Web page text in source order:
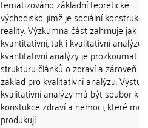
tematizováno základní teoretické
východisko, jímž je sociální konstrukce
reality. Výzkumná část zahrnuje jak
kvantitativní, tak i kvalitativní analýzu.
kvantitativní analýzy je prozkoumat
strukturu článků o zdraví a zároveň
základ pro kvalitativní analýzu.
kvalitativní analýzy má být soubor
konstukce zdraví a nemoci, které
produkují.